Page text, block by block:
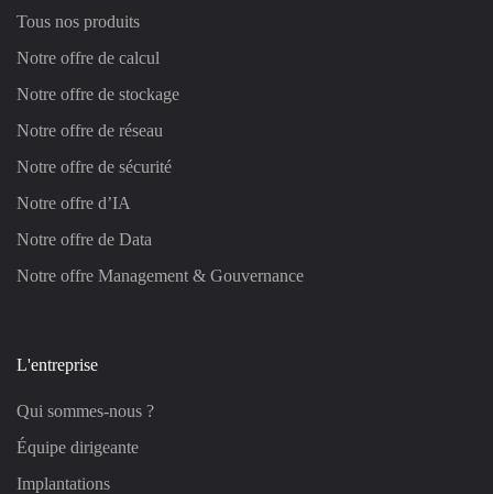
Tous nos produits
Notre offre de calcul
Notre offre de stockage
Notre offre de réseau
Notre offre de sécurité
Notre offre d’IA
Notre offre de Data
Notre offre Management & Gouvernance
L'entreprise
Qui sommes-nous ?
Équipe dirigeante
Implantations